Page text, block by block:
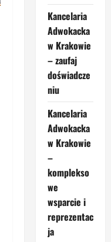
Kancelaria
Adwokacka
w Krakowie
– zaufaj
doświadcze
niu
Kancelaria
Adwokacka
w Krakowie
–
komplekso
we
wsparcie i
reprezentac
ja